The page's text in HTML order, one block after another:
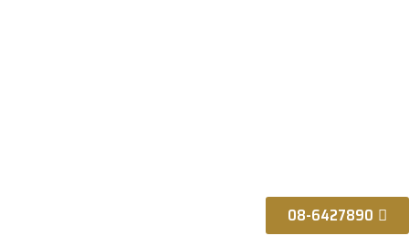
08-6427890